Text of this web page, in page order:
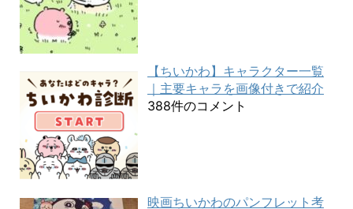
【ちいかわ】キャラクター一覧
｜主要キャラを画像付きで紹介
388件のコメント
映画ちいかわのパンフレット考